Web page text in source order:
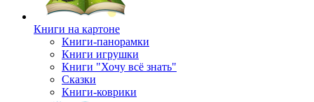
Книги на картоне
Книги-панорамки
Книги игрушки
Книги "Хочу всё знать"
Сказки
Книги-коврики